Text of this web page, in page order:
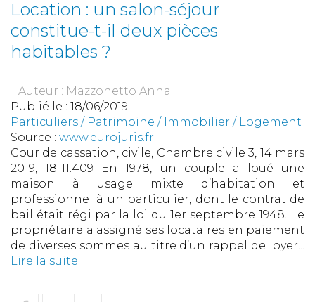
Location : un salon-séjour
constitue-t-il deux pièces
habitables ?
Auteur : Mazzonetto Anna
Publié le : 18/06/2019
Particuliers / Patrimoine / Immobilier / Logement
Source : www.eurojuris.fr
Cour de cassation, civile, Chambre civile 3, 14 mars
2019, 18-11.409 En 1978, un couple a loué une
maison à usage mixte d’habitation et
professionnel à un particulier, dont le contrat de
bail était régi par la loi du 1er septembre 1948. Le
propriétaire a assigné ses locataires en paiement
de diverses sommes au titre d’un rappel de loyer...
Lire la suite